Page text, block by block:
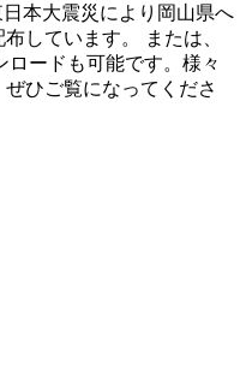
日本大震災により岡山県へ
しています。 または、
ロードも可能です。様々
ひご覧になってくださ